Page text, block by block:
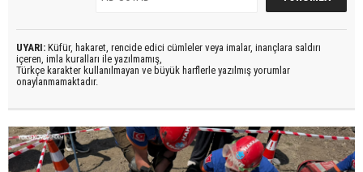
UYARI: Küfür, hakaret, rencide edici cümleler veya imalar, inançlara saldırı
içeren, imla kuralları ile yazılmamış,
Türkçe karakter kullanılmayan ve büyük harflerle yazılmış yorumlar
onaylanmamaktadır.